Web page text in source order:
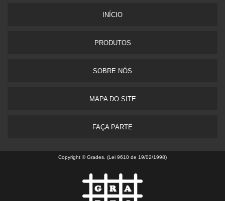
INÍ­CIO
PRODUTOS
SOBRE NÓS
MAPA DO SITE
FAÇA PARTE
Copyright © Grades. (Lei 9610 de 19/02/1998)